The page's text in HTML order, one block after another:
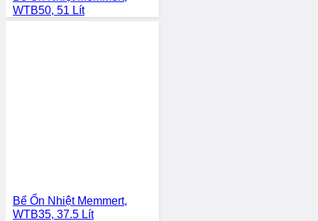
WTB50, 51 Lít
Bể Ổn Nhiệt Memmert,
WTB35, 37.5 Lít